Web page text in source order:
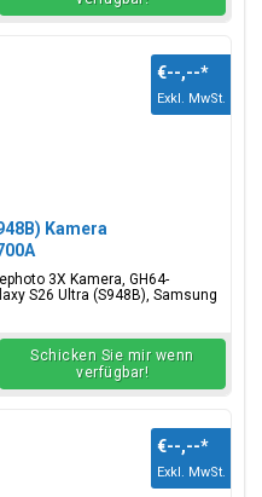
Kamera
3X Kamera, GH64-
S26 Ultra (S948B), Samsung
€--,--*
Exkl. MwSt.
Schicken Sie mir wenn
verfügbar!
€--,--*
Exkl. MwSt.